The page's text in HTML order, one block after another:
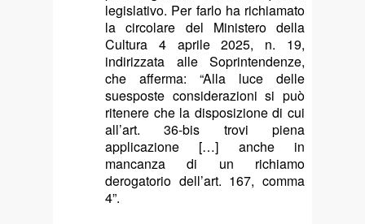
legislativo. Per farlo ha richiamato
la circolare del Ministero della
Cultura 4 aprile 2025, n. 19,
indirizzata alle Soprintendenze,
che afferma: “Alla luce delle
suesposte considerazioni si può
ritenere che la disposizione di cui
all’art. 36-bis trovi piena
applicazione […] anche in
mancanza di un richiamo
derogatorio dell’art. 167, comma
4”.